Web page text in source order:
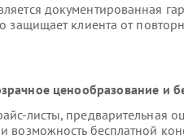
документированная
защищает клиента от
ценообразование и
листы, предварительная
возможность бесплатной